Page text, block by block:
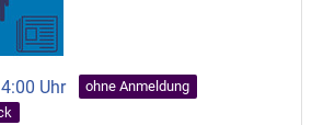
Uhr
ohne Anmeldung